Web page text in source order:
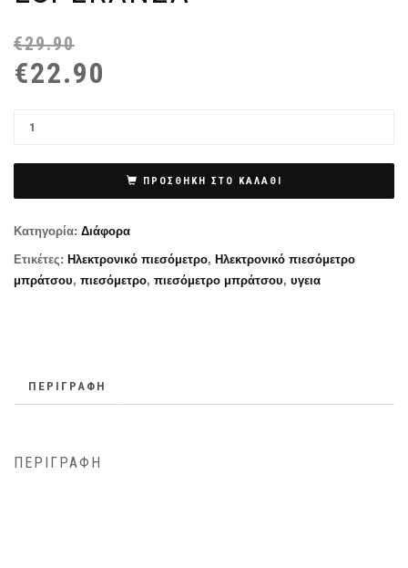
€29.90
€22.90
ΠΡΟΣΘΉΚΗ ΣΤΟ ΚΑΛΆΘΙ
Κατηγορία: Διάφορα
Ετικέτες: Ηλεκτρονικό πιεσόμετρο, Ηλεκτρονικό πιεσόμετρο
μπράτσου, πιεσόμετρο, πιεσόμετρο μπράτσου, υγεια
ΠΕΡΙΓΡΑΦΉ
ΠΕΡΙΓΡΑΦΉ